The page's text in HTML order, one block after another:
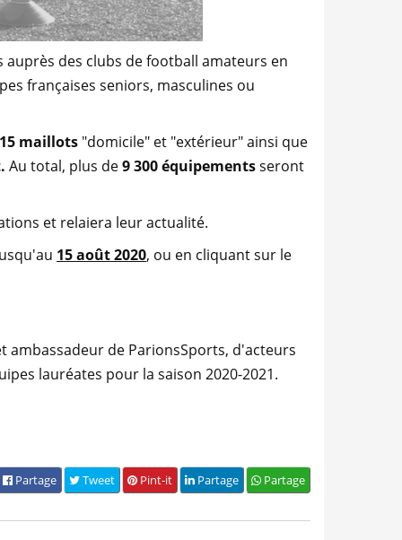
des clubs de football amateurs en
françaises seniors, masculines ou
15 maillots "domicile" et "extérieur" ainsi que
Au total, plus de9 300 équipementsseront
et relaiera leur actualité.
15 août 2020, ou en cliquant sur le
ambassadeur de ParionsSports, d'acteurs
lauréates pour la saison 2020-2021.
Partage
Partage
Pint-it
Tweet
Partage